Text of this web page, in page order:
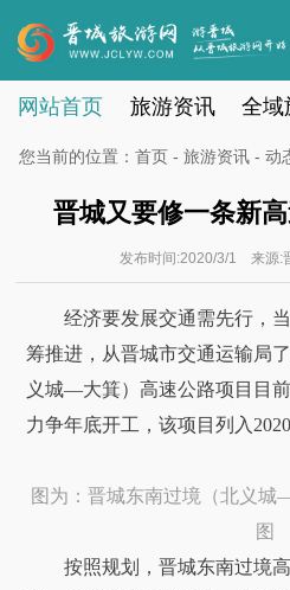
网站首页 旅游资讯 全域
您当前的位置： 首页 - 旅游资讯 - 动
晋城又要修一条新
发布时间:2020/3/1 来源:
经济要发展交通需先行，当
筹推进，从晋城市交通运输局
义城—大箕）高速公路项目目
力争年底开工，该项目列入
图为：晋城东南过境（北义
图
按照规划，晋城东南过境高